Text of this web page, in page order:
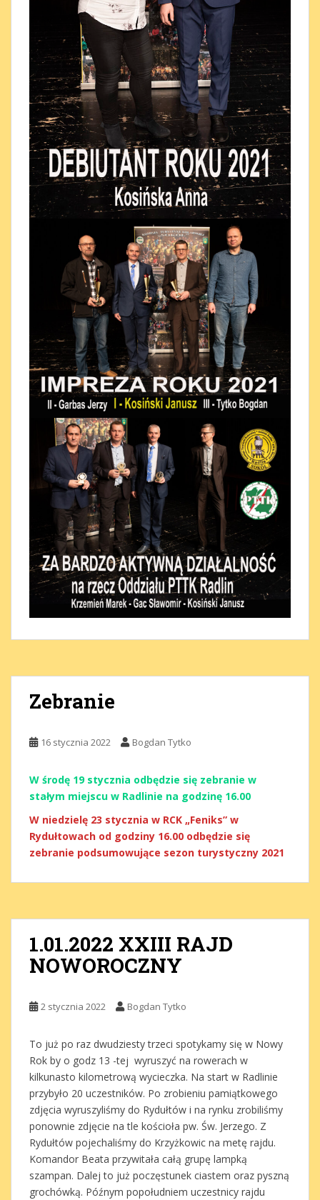
Zebranie
16 stycznia 2022 Bogdan Tytko
W środę 19 stycznia odbędzie się zebranie w
stałym miejscu w Radlinie na godzinę 16.00
W niedzielę 23 stycznia w RCK „Feniks” w
Rydułtowach od godziny 16.00 odbędzie się
zebranie podsumowujące sezon turystyczny 2021
1.01.2022 XXIII RAJD
NOWOROCZNY
2 stycznia 2022 Bogdan Tytko
To już po raz dwudziesty trzeci spotykamy się w Nowy
Rok by o godz 13 -tej wyruszyć na rowerach w
kilkunasto kilometrową wycieczka. Na start w Radlinie
przybyło 20 uczestników. Po zrobieniu pamiątkowego
zdjęcia wyruszyliśmy do Rydułtów i na rynku zrobiliśmy
ponownie zdjęcie na tle kościoła pw. Św. Jerzego. Z
Rydułtów pojechaliśmy do Krzyżkowic na metę rajdu.
Komandor Beata przywitała całą grupę lampką
szampan. Dalej to już poczęstunek ciastem oraz pyszną
grochówką. Późnym popołudniem uczestnicy rajdu